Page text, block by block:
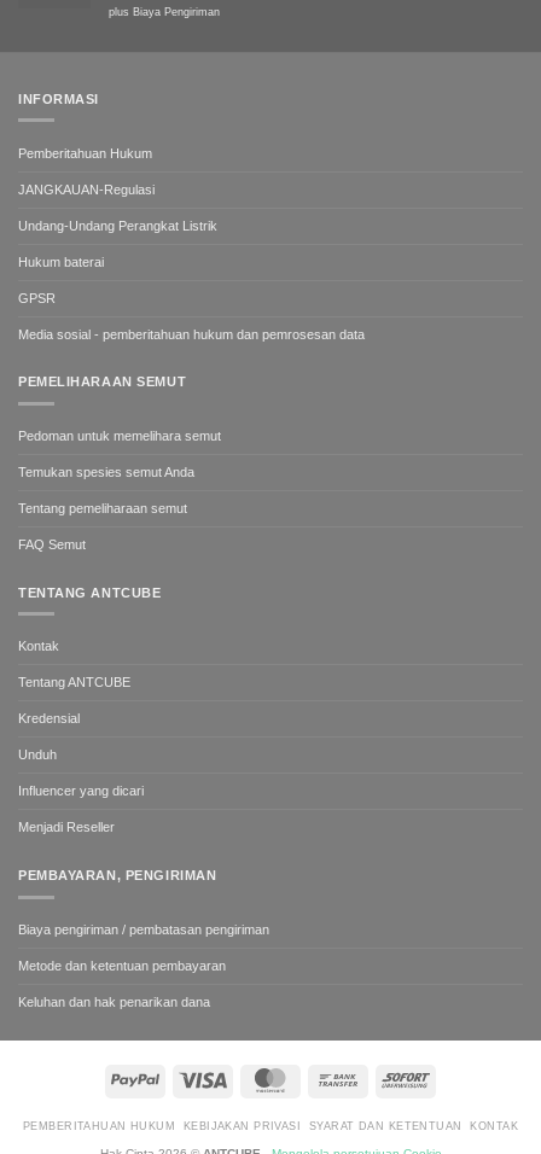
plus Biaya Pengiriman
INFORMASI
Pemberitahuan Hukum
JANGKAUAN-Regulasi
Undang-Undang Perangkat Listrik
Hukum baterai
GPSR
Media sosial - pemberitahuan hukum dan pemrosesan data
PEMELIHARAAN SEMUT
Pedoman untuk memelihara semut
Temukan spesies semut Anda
Tentang pemeliharaan semut
FAQ Semut
TENTANG ANTCUBE
Kontak
Tentang ANTCUBE
Kredensial
Unduh
Influencer yang dicari
Menjadi Reseller
PEMBAYARAN, PENGIRIMAN
Biaya pengiriman / pembatasan pengiriman
Metode dan ketentuan pembayaran
Keluhan dan hak penarikan dana
PayPal MasterCard
Bank
Sofort
PEMBERITAHUAN HUKUM KEBIJAKAN PRIVASI SYARAT DAN KETENTUAN KONTAK